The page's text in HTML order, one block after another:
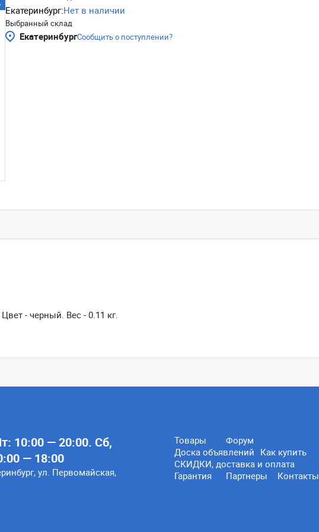
Екатеринбург:Нет в наличии
Выбранный склад
ЕкатеринбургСообщить о поступлении?
- черный. Вес - 0.11 кг.
10:00 — 20:00. Сб,
— 18:00
ул. Первомайская,
Товары
Форум
Доска объявлений Как купить
СКИДКИ, доставка и оплата
Гарантия
Партнеры Контакты